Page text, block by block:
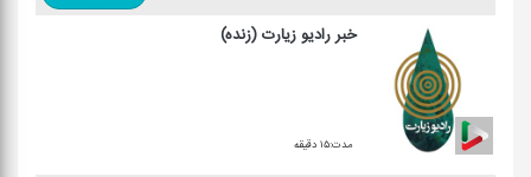
خبر رادیو زیارت (زنده)
مدت:۱۵ دقیقه